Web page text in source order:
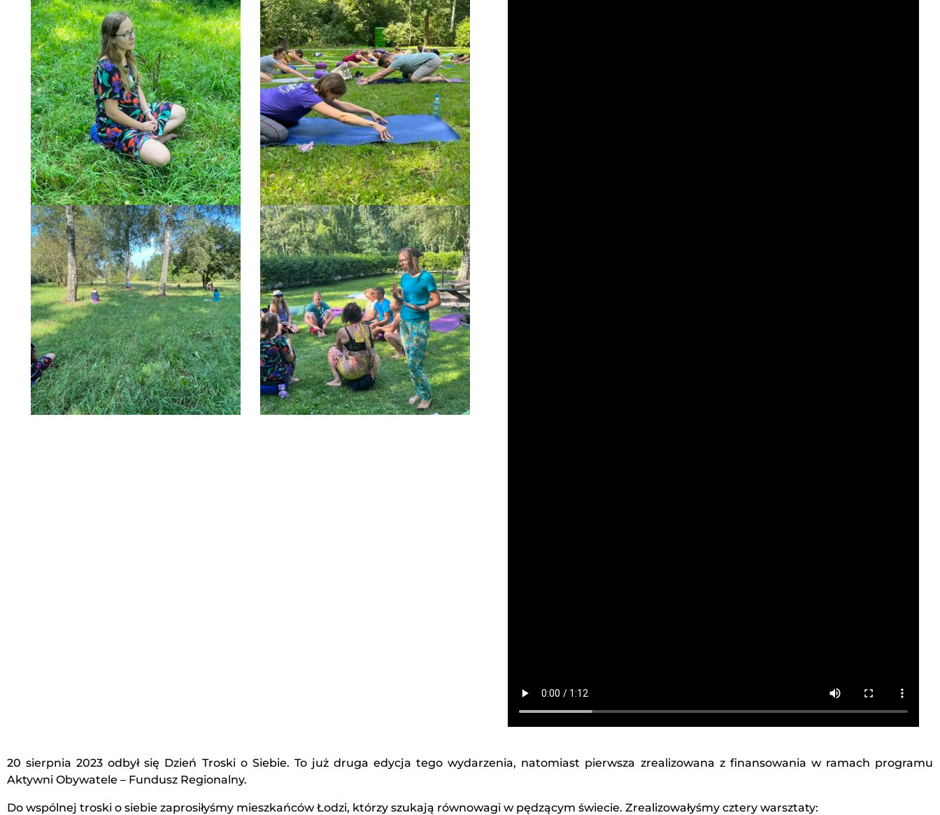
20 sierpnia 2023 odbył się Dzień Troski o Siebie. To już druga edycja tego wydarzenia, natomiast pierwsza zrealizowana z finansowania w ramach programu
Aktywni Obywatele – Fundusz Regionalny.
Do wspólnej troski o siebie zaprosiłyśmy mieszkańców Łodzi, którzy szukają równowagi w pędzącym świecie. Zrealizowałyśmy cztery warsztaty: